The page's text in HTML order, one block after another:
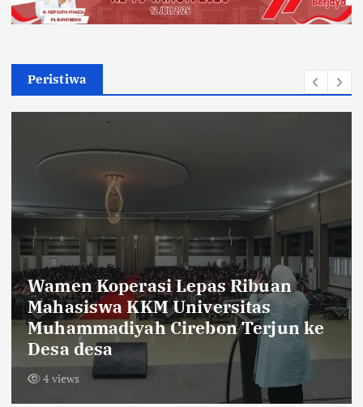
Peristiwa
Sambut HUT RI ke-81,Warga Dusun
Krajan Tengah Pasang Bendera
Merah Putih Sepanjang 600 Meter
10 views